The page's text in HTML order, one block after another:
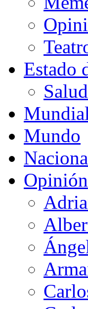
Estado
Mundo
Opinión